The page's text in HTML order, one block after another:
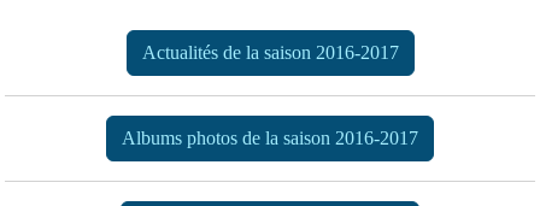
Actualités de la saison 2016-2017
Albums photos de la saison 2016-2017